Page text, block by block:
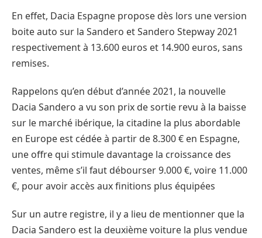
En effet, Dacia Espagne propose dès lors une version
boite auto sur la Sandero et Sandero Stepway 2021
respectivement à 13.600 euros et 14.900 euros, sans
remises.
Rappelons qu’en début d’année 2021, la nouvelle
Dacia Sandero a vu son prix de sortie revu à la baisse
sur le marché ibérique, la citadine la plus abordable
en Europe est cédée à partir de 8.300 € en Espagne,
une offre qui stimule davantage la croissance des
ventes, même s’il faut débourser 9.000 €, voire 11.000
€, pour avoir accès aux finitions plus équipées
Sur un autre registre, il y a lieu de mentionner que la
Dacia Sandero est la deuxième voiture la plus vendue